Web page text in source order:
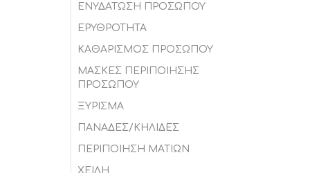
ΕΝΥΔΑΤΩΣΗ ΠΡΟΣΩΠΟΥ
ΕΡΥΘΡΟΤΗΤΑ
ΚΑΘΑΡΙΣΜΟΣ ΠΡΟΣΩΠΟΥ
ΜΑΣΚΕΣ ΠΕΡΙΠΟΙΗΣΗΣ
ΠΡΟΣΩΠΟΥ
ΞΥΡΙΣΜΑ
ΠΑΝΑΔΕΣ/ΚΗΛΙΔΕΣ
ΠΕΡΙΠΟΙΗΣΗ ΜΑΤΙΩΝ
ΧΕΙΛΗ